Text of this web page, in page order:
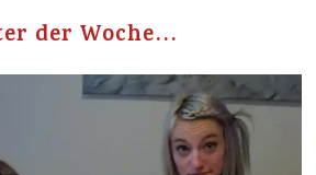
der Woche…